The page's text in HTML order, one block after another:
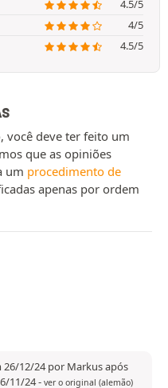
4.5/5
4/5
4.5/5
você deve ter feito um
que as opiniões
um procedimento de
apenas por ordem
12/24 por Markus após
11/24- ver o original (alemão)